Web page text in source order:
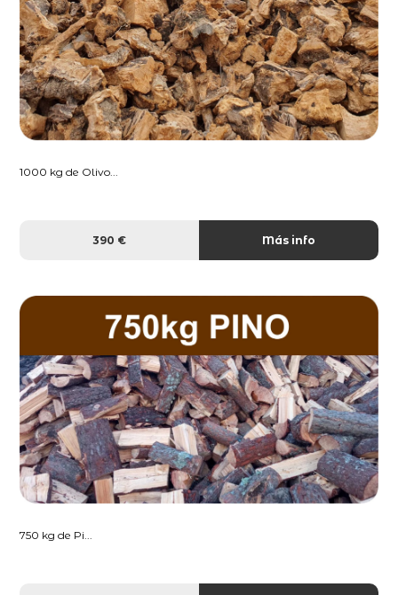
1000 kg de Olivo...
390 € Más info
750 kg de Pi...